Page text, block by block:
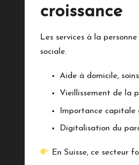
croissance
Les services à la
sociale.
Aide à domicile,
Vieillissement de la
Importance capitale
Digitalisation du
En Suisse, ce secteur